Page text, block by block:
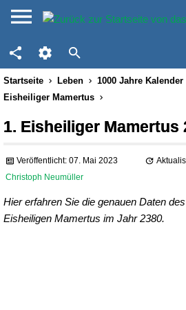
Startseite Leben 1000 Jahre Kalender
Eisheiliger Mamertus
1. Eisheiliger Mamertus
Veröffentlicht: 07. Mai 2023
Christoph Neumüller
Hier erfahren Sie die genauen Daten
Eisheiligen Mamertus im Jahr 2380.